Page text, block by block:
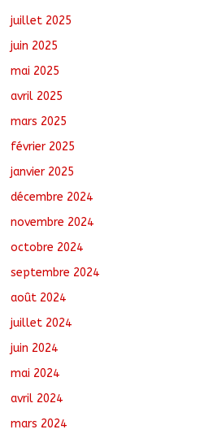
juillet 2025
juin 2025
mai 2025
avril 2025
mars 2025
février 2025
janvier 2025
décembre 2024
novembre 2024
octobre 2024
septembre 2024
août 2024
juillet 2024
juin 2024
mai 2024
avril 2024
mars 2024